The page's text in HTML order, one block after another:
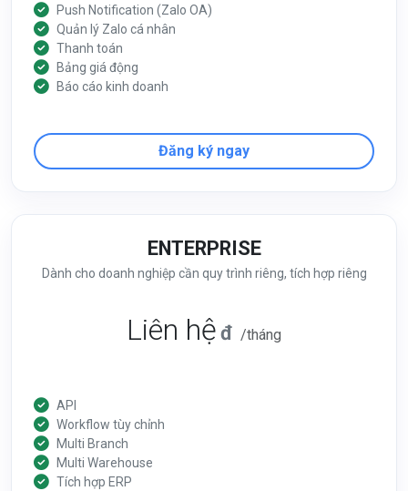
Push Notification (Zalo OA)
Quản lý Zalo cá nhân
Thanh toán
Bảng giá động
Báo cáo kinh doanh
Đăng ký ngay
ENTERPRISE
Dành cho doanh nghiệp cần quy trình riêng, tích hợp riêng
Liên hệ đ /tháng
API
Workflow tùy chỉnh
Multi Branch
Multi Warehouse
Tích hợp ERP